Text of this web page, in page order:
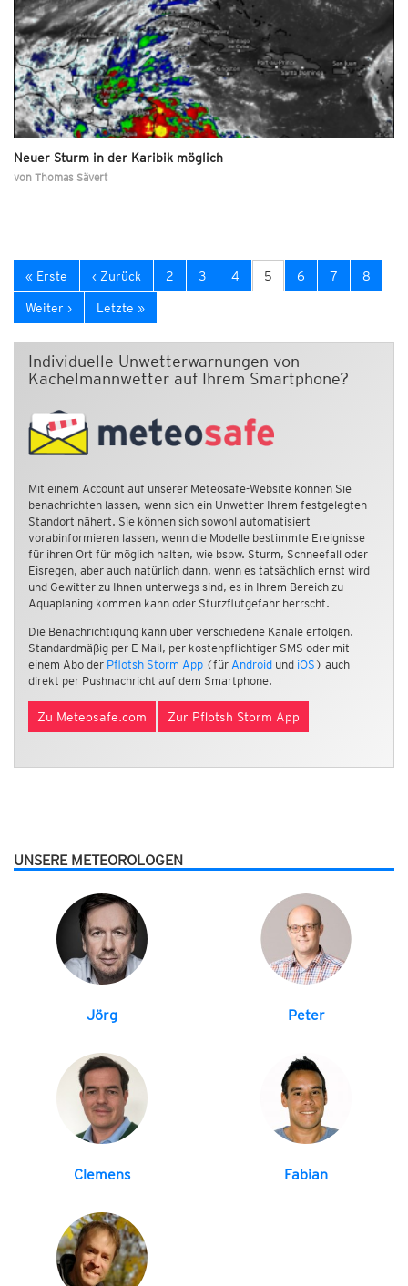
Neuer Sturm in der Karibik möglich
von Thomas Sävert
« Erste ‹ Zurück 2 3 4 5 6 7 8
Weiter › Letzte »
Individuelle Unwetterwarnungen von
Kachelmannwetter auf Ihrem Smartphone?
Mit einem Account auf unserer Meteosafe-Website können Sie
benachrichten lassen, wenn sich ein Unwetter Ihrem festgelegten
Standort nähert. Sie können sich sowohl automatisiert
vorabinformieren lassen, wenn die Modelle bestimmte Ereignisse
für ihren Ort für möglich halten, wie bspw. Sturm, Schneefall oder
Eisregen, aber auch natürlich dann, wenn es tatsächlich ernst wird
und Gewitter zu Ihnen unterwegs sind, es in Ihrem Bereich zu
Aquaplaning kommen kann oder Sturzflutgefahr herrscht.
Die Benachrichtigung kann über verschiedene Kanäle erfolgen.
Standardmäßig per E-Mail, per kostenpflichtiger SMS oder mit
einem Abo der Pflotsh Storm App (für Android und iOS ) auch
direkt per Pushnachricht auf dem Smartphone.
Zu Meteosafe.com Zur Pflotsh Storm App
UNSERE METEOROLOGEN
Jörg Peter
Clemens Fabian